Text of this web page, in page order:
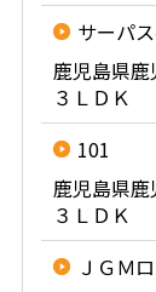
サーパ
鹿児島県
３ＬＤＫ
101
鹿児島県
３ＬＤＫ
ＪＧＭ